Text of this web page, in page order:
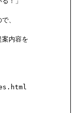
、
案内容を